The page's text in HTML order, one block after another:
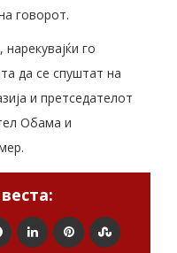
говорот.
го
да се спуштат на
и претседателот
Обама и